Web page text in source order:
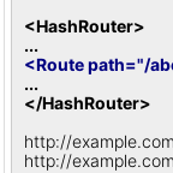
<HashRouter>
...
<Route path="/
...
</HashRouter>
http://
http://